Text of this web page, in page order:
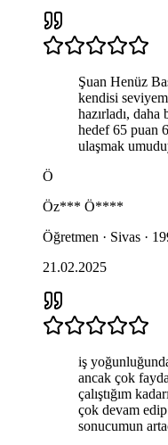
Şuan Henüz
kendisi
hazırladı,
hedef 65 puan
ulaşmak
Ö
Öz*** Ö****
Öğretmen · Sivas ·
21.02.2025
iş
ancak çok
çalıştığım
çok devam edip
sonucumun